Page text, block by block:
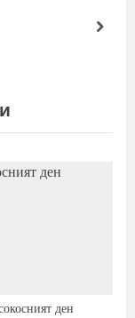
next
ден